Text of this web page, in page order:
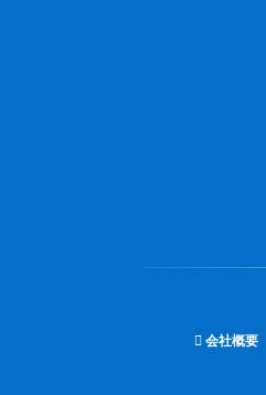
会社概要